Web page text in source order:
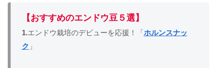
【おすすめのエンドウ豆５選】
1.エンドウ栽培のデビューを応援！「ホルンスナッ
ク 」